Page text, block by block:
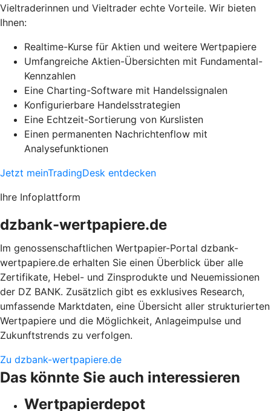
Vieltraderinnen und Vieltrader echte Vorteile. Wir bieten
Ihnen:
Realtime-Kurse für Aktien und weitere Wertpapiere
Umfangreiche Aktien-Übersichten mit Fundamental-
Kennzahlen
Eine Charting-Software mit Handelssignalen
Konfigurierbare Handelsstrategien
Eine Echtzeit-Sortierung von Kurslisten
Einen permanenten Nachrichtenflow mit
Analysefunktionen
Jetzt meinTradingDesk entdecken
Ihre Infoplattform
dzbank-wertpapiere.de
Im genossenschaftlichen Wertpapier-Portal dzbank-
wertpapiere.de erhalten Sie einen Überblick über alle
Zertifikate, Hebel- und Zinsprodukte und Neuemissionen
der DZ BANK. Zusätzlich gibt es exklusives Research,
umfassende Marktdaten, eine Übersicht aller strukturierten
Wertpapiere und die Möglichkeit, Anlageimpulse und
Zukunftstrends zu verfolgen.
Zu dzbank-wertpapiere.de
Das könnte Sie auch interessieren
Wertpapierdepot